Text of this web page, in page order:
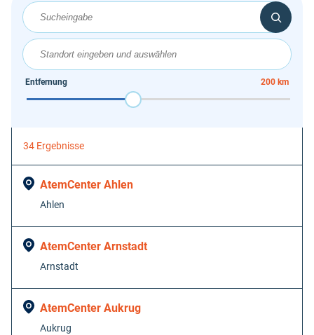
Entfernung 200 km
decimal
degrees. Use
dot (.) as
decimal
separator.
34 Ergebnisse
AtemCenter Ahlen
Ahlen
AtemCenter Arnstadt
Arnstadt
AtemCenter Aukrug
Aukrug